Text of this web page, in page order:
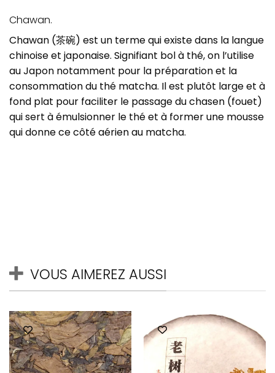
Chawan.
Chawan (茶碗) est un terme qui existe dans la langue
chinoise et japonaise. Signifiant bol à thé, on l’utilise
au Japon notamment pour la préparation et la
consommation du thé matcha. Il est plutôt large et à
fond plat pour faciliter le passage du chasen (fouet)
qui sert à émulsionner le thé et à former une mousse
qui donne ce côté aérien au matcha.
VOUS AIMEREZ AUSSI